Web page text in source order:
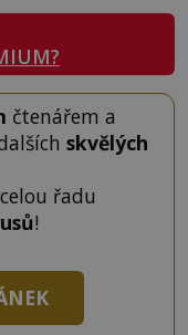
čtenářem a
skvělých
řadu
!